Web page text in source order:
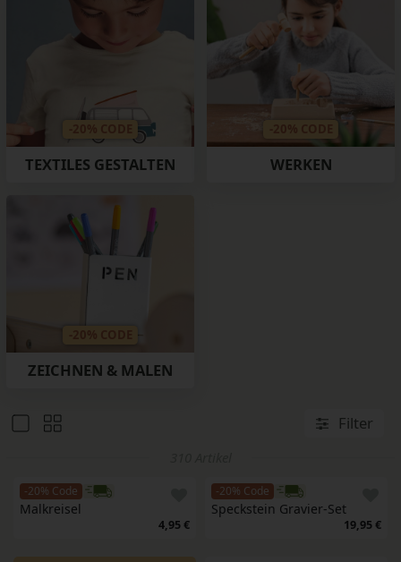
TEXTILES GESTALTEN WERKEN
ZEICHNEN & MALEN
Filter
-20% Code
Malkreisel
4,95 €
-20% Code
Speckstein Gravier-Set
19,95 €